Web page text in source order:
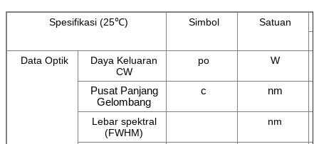
Spesifikasi (25℃) Simbol Satuan
Data Optik
Daya Keluaran
CW
po W
Pusat Panjang
Gelombang
c nm
Lebar spektral
(FWHM)
nm